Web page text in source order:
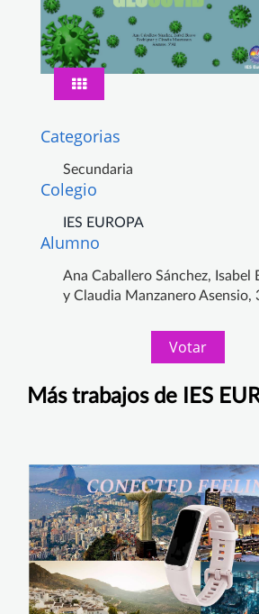
Categorias
Secundaria
Colegio
IES EUROPA
Alumno
Ana Caballero Sánchez, Isabel
y Claudia Manzanero Asensio,
Votar
Más trabajos de IES